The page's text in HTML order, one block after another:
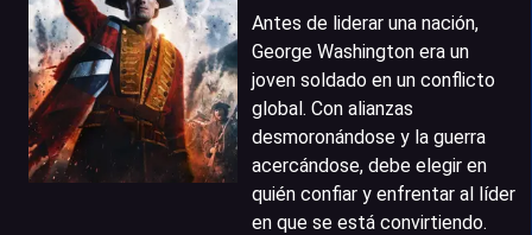
Antes de liderar una nación,
George Washington era un
joven soldado en un conflicto
global. Con alianzas
desmoronándose y la guerra
acercándose, debe elegir en
quién confiar y enfrentar al líder
en que se está convirtiendo.